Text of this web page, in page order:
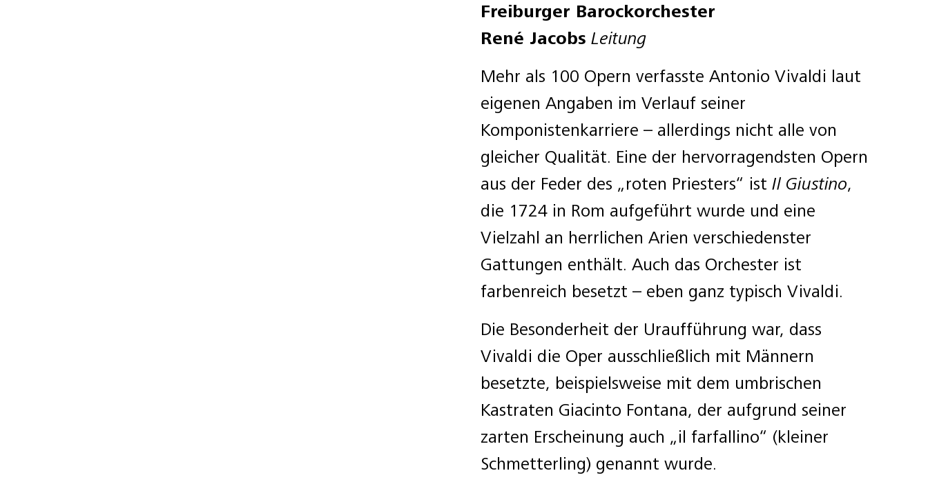
Freiburger Barockorchester
René Jacobs Leitung
Mehr als 100 Opern verfasste Antonio Vivaldi laut
eigenen Angaben im Verlauf seiner
Komponistenkarriere – allerdings nicht alle von
gleicher Qualität. Eine der hervorragendsten Opern
aus der Feder des „roten Priesters“ ist Il Giustino,
die 1724 in Rom aufgeführt wurde und eine
Vielzahl an herrlichen Arien verschiedenster
Gattungen enthält. Auch das Orchester ist
farbenreich besetzt – eben ganz typisch Vivaldi.
Die Besonderheit der Uraufführung war, dass
Vivaldi die Oper ausschließlich mit Männern
besetzte, beispielsweise mit dem umbrischen
Kastraten Giacinto Fontana, der aufgrund seiner
zarten Erscheinung auch „il farfallino“ (kleiner
Schmetterling) genannt wurde.